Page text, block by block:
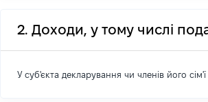
2. Доходи, у тому числі
У суб'єкта декларування чи членів його